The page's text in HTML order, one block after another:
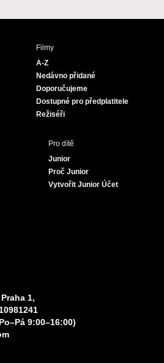
s
u
Filmy
A-Z
Nedávno přidané
Doporučujeme
Dostupné pro předplatitele
Režiséři
Pro dítě
Junior
Proč Junior
Vytvořit Junior Účet
1,
9:00–16:00)